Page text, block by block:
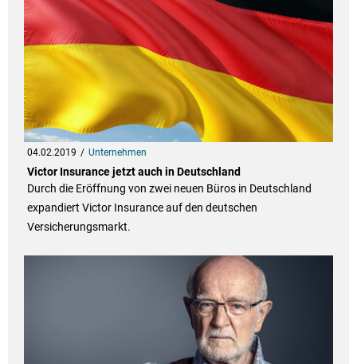
04.02.2019 Unternehmen
Victor Insurance jetzt auch in Deutschland
Durch die Eröffnung von zwei neuen Büros in Deutschland
expandiert Victor Insurance auf den deutschen
Versicherungsmarkt.